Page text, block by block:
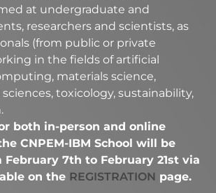
at undergraduate and
researchers and scientists, as
(from public or private
in the fields of artificial
materials science,
toxicology, sustainability,
both in-person and online
CNPEM-IBM School will be
7th to February 21st via
on the REGISTRATION page.